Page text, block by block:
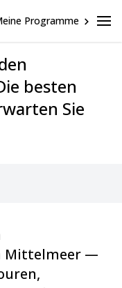
Programme
besten
Sie
Mittelmeer —